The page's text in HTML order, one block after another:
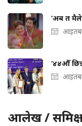
‘अब त मैले
‘४४औँ
आलेख /